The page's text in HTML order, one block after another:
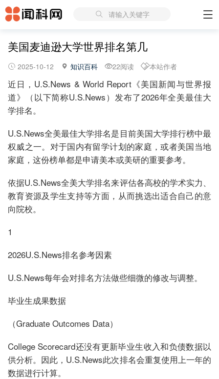
请输入关键字
美国麦迪逊大学世界排名第几
2025-10-12 知识百科 22阅读 本站作者
近日，U.S.News & World Report《美国新闻与世界报
道》（以下简称U.S.News）发布了2026年全美最佳大
学排名。
U.S.News全美最佳大学排名是目前美国大学排行榜中最
权威之一。对于国内有留学计划的家庭，或者美国当地
家庭，这份榜单都是申请美本或美研的重要参考。
依据U.S.News全美大学排名来评估各高校的学术实力、
教育资源及学生支持等方面，从而挑选出适合自己的意
向院校。
1
2026U.S.News排名参考因素
U.S.News每年会对排名方法做些细微的修改与调整。
毕业生成果数据
（Graduate Outcomes Data）
College Scorecard还没有更新毕业生收入和负债数据以
供分析。因此，U.S.News此次排名会重复使用上一年的
数据进行计算。